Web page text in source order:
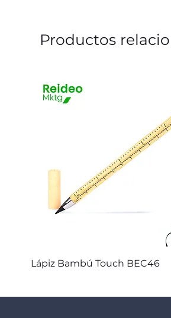
Productos
Vista rápida
Lápiz Bambú Touch BEC46